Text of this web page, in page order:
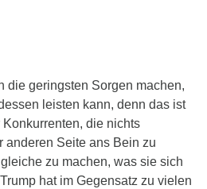
die geringsten Sorgen machen,
leisten kann, denn das ist
die nichts
anderen Seite ans Bein zu
zu machen, was sie sich
hat im Gegensatz zu vielen